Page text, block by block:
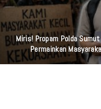
Polsek Tambora
Pemilik, Wujud